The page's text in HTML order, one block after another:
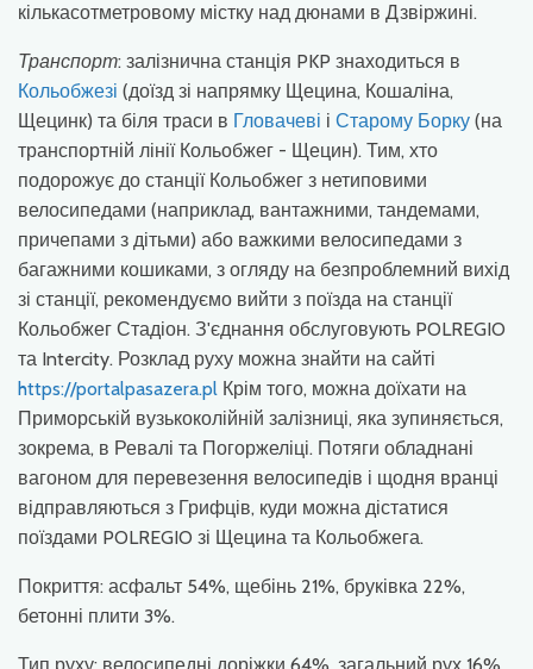
кількасотметровому містку над дюнами в Дзвіржині.
Транспорт: залізнична станція PKP знаходиться в
Кольобжезі (доїзд зі напрямку Щецина, Кошаліна,
Щецинк) та біля траси в Гловачеві і Старому Борку (на
транспортній лінії Кольобжег - Щецин). Тим, хто
подорожує до станції Кольобжег з нетиповими
велосипедами (наприклад, вантажними, тандемами,
причепами з дітьми) або важкими велосипедами з
багажними кошиками, з огляду на безпроблемний вихід
зі станції, рекомендуємо вийти з поїзда на станції
Кольобжег Стадіон. З'єднання обслуговують POLREGIO
та Intercity. Розклад руху можна знайти на сайті
https://portalpasazera.pl Крім того, можна доїхати на
Приморській вузькоколійній залізниці, яка зупиняється,
зокрема, в Ревалі та Погоржеліці. Потяги обладнані
вагоном для перевезення велосипедів і щодня вранці
відправляються з Грифців, куди можна дістатися
поїздами POLREGIO зі Щецина та Кольобжега.
Покриття: асфальт 54%, щебінь 21%, бруківка 22%,
бетонні плити 3%.